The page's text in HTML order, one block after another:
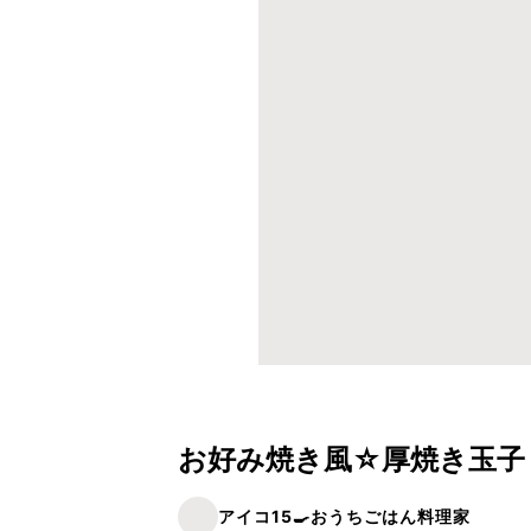
お好み焼き風☆厚焼き玉子
アイコ15🍳おうちごはん料理家